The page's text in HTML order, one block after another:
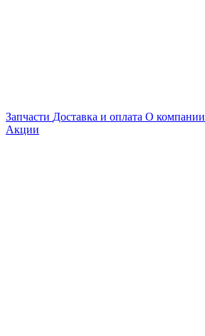
Запчасти Доставка и оплата О компании
Акции